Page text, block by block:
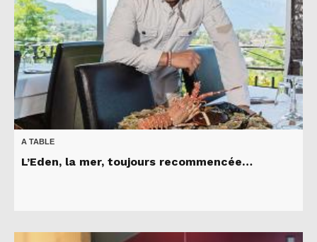
A TABLE
L’Eden, la mer, toujours recommencée…